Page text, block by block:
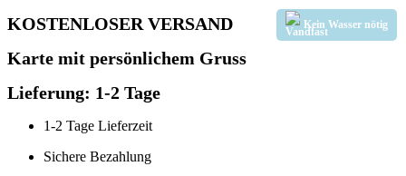
KOSTENLOSER VERSAND
Karte mit persönlichem Gruss
Lieferung: 1-2 Tage
1-2 Tage Lieferzeit
Sichere Bezahlung
Kein Wasser nötig